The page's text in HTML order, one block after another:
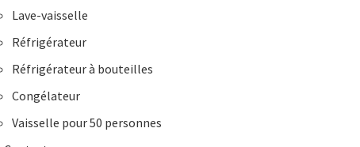
Lave-vaisselle
Réfrigérateur
Réfrigérateur à bouteilles
Congélateur
Vaisselle pour 50 personnes